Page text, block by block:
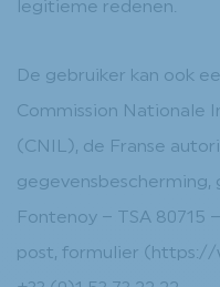
legitieme redenen.
De gebruiker kan ook
Commission Nationale
(CNIL), de Franse
gegevensbescherming,
Fontenoy – TSA 80715
post, formulier